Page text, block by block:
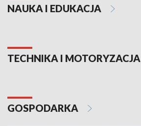
NAUKA I EDUKACJA
TECHNIKA I MOTORYZACJA
GOSPODARKA